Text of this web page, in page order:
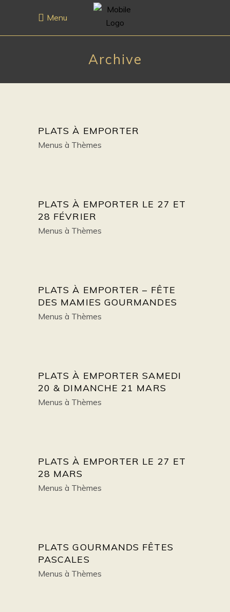
Menu
Archive
PLATS À EMPORTER
Menus à Thèmes
PLATS À EMPORTER LE 27 ET
28 FÉVRIER
Menus à Thèmes
PLATS À EMPORTER – FÊTE
DES MAMIES GOURMANDES
Menus à Thèmes
PLATS À EMPORTER SAMEDI
20 & DIMANCHE 21 MARS
Menus à Thèmes
PLATS À EMPORTER LE 27 ET
28 MARS
Menus à Thèmes
PLATS GOURMANDS FÊTES
PASCALES
Menus à Thèmes